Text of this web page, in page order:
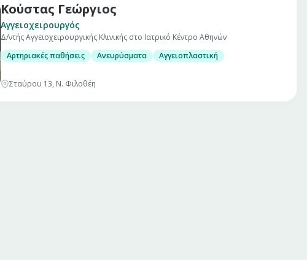
Κούστας Γεώργιος
Αγγειοχειρουργός
Δ/ντής Αγγειοχειρουργικής Κλινικής στο Ιατρικό Κέντρο Αθηνών
Αρτηριακές παθήσεις
Ανευρύσματα Αγγειοπλαστική
Σταύρου 13, Ν. Φιλοθέη